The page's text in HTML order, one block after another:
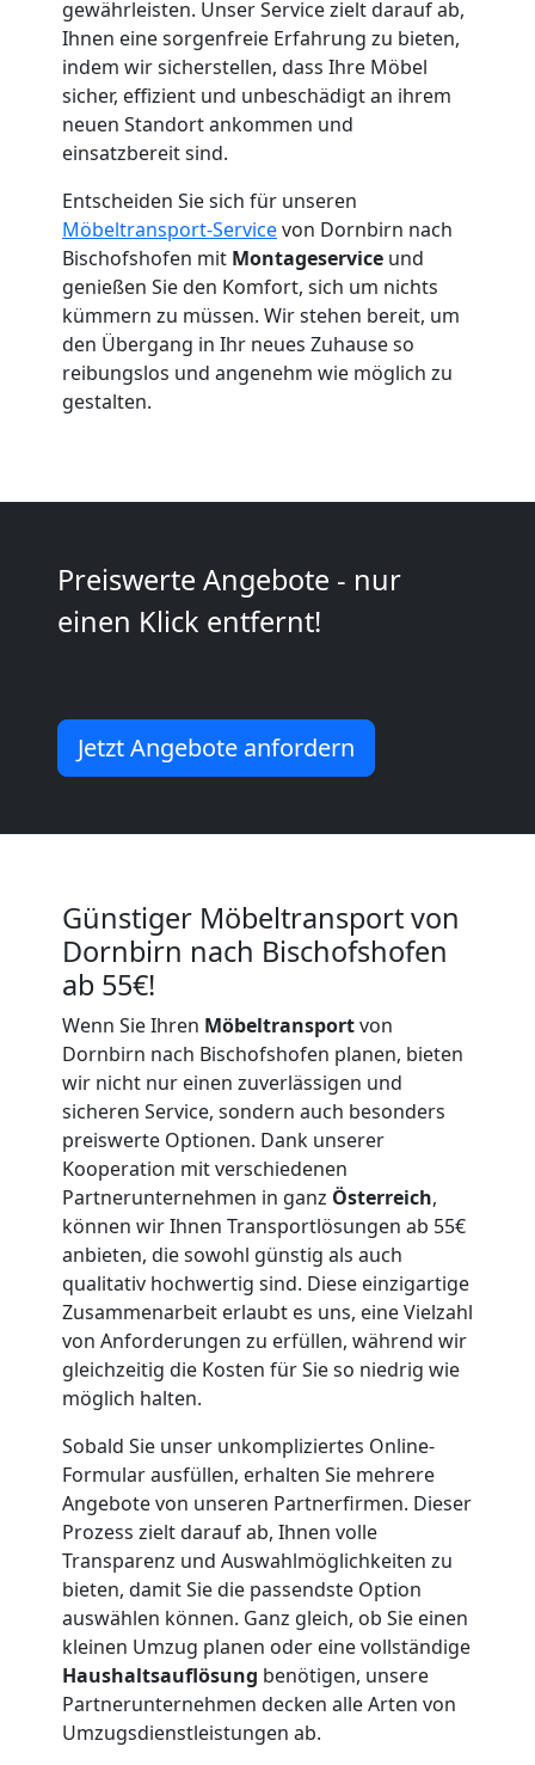
gewährleisten. Unser Service zielt darauf ab,
Ihnen eine sorgenfreie Erfahrung zu bieten,
indem wir sicherstellen, dass Ihre Möbel
sicher, effizient und unbeschädigt an ihrem
neuen Standort ankommen und
einsatzbereit sind.
Entscheiden Sie sich für unseren
Möbeltransport-Servicevon Dornbirn nach
Bischofshofen mit Montageservice und
genießen Sie den Komfort, sich um nichts
kümmern zu müssen. Wir stehen bereit, um
den Übergang in Ihr neues Zuhause so
reibungslos und angenehm wie möglich zu
gestalten.
Preiswerte Angebote - nur
einen Klick entfernt!
Jetzt Angebote anfordern
Günstiger Möbeltransport von
Dornbirn nach Bischofshofen
ab 55€!
Wenn Sie Ihren Möbeltransportvon
Dornbirn nach Bischofshofen planen, bieten
wir nicht nur einen zuverlässigen und
sicheren Service, sondern auch besonders
preiswerte Optionen. Dank unserer
Kooperation mit verschiedenen
Partnerunternehmen in ganz Österreich,
können wir Ihnen Transportlösungen ab 55€
anbieten, die sowohl günstig als auch
qualitativ hochwertig sind. Diese einzigartige
Zusammenarbeit erlaubt es uns, eine Vielzahl
von Anforderungen zu erfüllen, während wir
gleichzeitig die Kosten für Sie so niedrig wie
möglich halten.
Sobald Sie unser unkompliziertes Online-
Formular ausfüllen, erhalten Sie mehrere
Angebote von unseren Partnerfirmen. Dieser
Prozess zielt darauf ab, Ihnen volle
Transparenz und Auswahlmöglichkeiten zu
bieten, damit Sie die passendste Option
auswählen können. Ganz gleich, ob Sie einen
kleinen Umzug planen oder eine vollständige
Haushaltsauflösung benötigen, unsere
Partnerunternehmen decken alle Arten von
Umzugsdienstleistungen ab.
Umzug
Dornbirn
Umzug
Mann
Dornbirn
Kunsttransport
Dornbirn
Umzug
Mann
LKW
Möbellift
Dornbirn
Übersiedlung
Dornbirn
Klaviertransport
Dornbirn
Privatumzug
Dornbirn
Tresortransport